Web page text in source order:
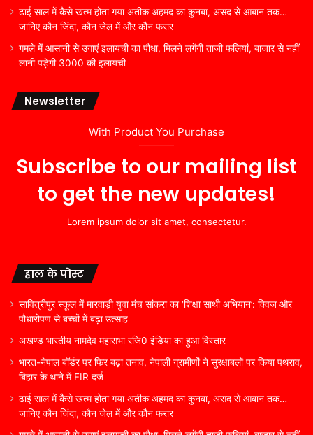
ढाई साल में कैसे खत्म होता गया अतीक अहमद का कुनबा, असद से आबान तक…
जानिए कौन जिंदा, कौन जेल में और कौन फरार
गमले में आसानी से उगाएं इलायची का पौधा, मिलने लगेंगी ताजी फलियां, बाजार से नहीं
लानी पड़ेगी 3000 की इलायची
Newsletter
With Product You Purchase
Subscribe to our mailing list
to get the new updates!
Lorem ipsum dolor sit amet, consectetur.
हाल के पोस्ट
सावित्रीपुर स्कूल में मारवाड़ी युवा मंच सांकरा का ‘शिक्षा साथी अभियान’: क्विज और
पौधारोपण से बच्चों में बढ़ा उत्साह
अखण्ड भारतीय नामदेव महासभा रजि0 इंडिया का हुआ विस्तार
भारत-नेपाल बॉर्डर पर फिर बढ़ा तनाव, नेपाली ग्रामीणों ने सुरक्षाबलों पर किया पथराव,
बिहार के थाने में FIR दर्ज
ढाई साल में कैसे खत्म होता गया अतीक अहमद का कुनबा, असद से आबान तक…
जानिए कौन जिंदा, कौन जेल में और कौन फरार